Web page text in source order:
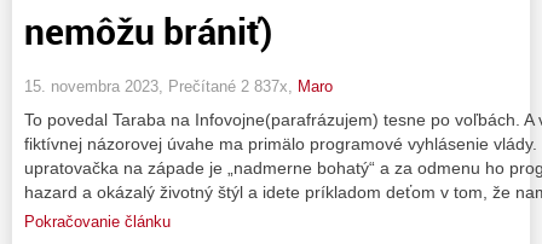
nemôžu brániť)
15. novembra 2023, Prečítané 2 837x, Maro
To povedal Taraba na Infovojne(parafrázujem) tesne po voľbách.
fiktívnej názorovej úvahe ma primälo programové vyhlásenie
upratovačka na západe je „nadmerne bohatý“ a za odmenu ho
hazard a okázalý životný štýl a idete príkladom deťom v tom, že
Pokračovanie článku